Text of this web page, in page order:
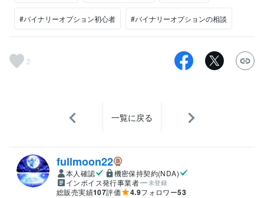
#バイナリーオプション初心者 #バイナリーオプションの相談
2
一覧に戻る
fullmoon22
本人確認
機密保持契約(NDA)
インボイス発行事業者
未登録
総販売実績107評価 4.9フォロワー53